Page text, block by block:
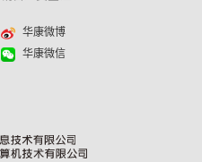
华康微博
华康微信